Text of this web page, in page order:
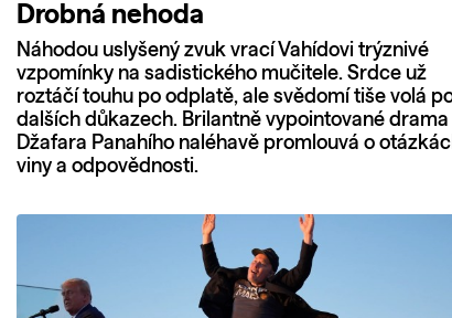
Drobná nehoda
Náhodou uslyšený zvuk vrací Vahídovi trýznivé
vzpomínky na sadistického mučitele. Srdce už
roztáčí touhu po odplatě, ale svědomí tiše volá
dalších důkazech. Brilantně vypointované drama
Džafara Panahího naléhavě promlouvá o
viny a odpovědnosti.